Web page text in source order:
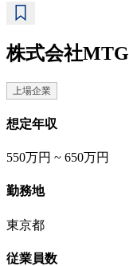
株式会社MTG
上場企業
想定年収
550万円 ~ 650万円
勤務地
東京都
従業員数